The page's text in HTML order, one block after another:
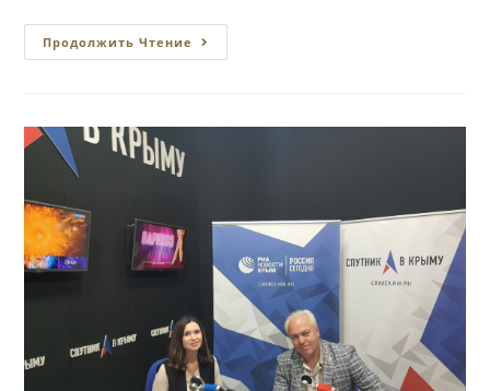
Продолжить Чтение В
Массандровском
Приуроченное
Дня
Русской
Императрицы
Марии
Федоровны,
Супруги
Александра
III